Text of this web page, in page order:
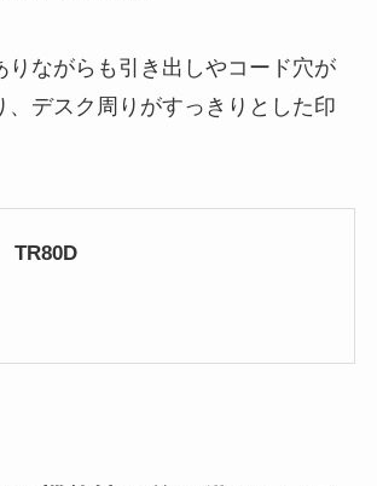
りながらも引き出しやコード穴が
、デスク周りがすっきりとした印
TR80D